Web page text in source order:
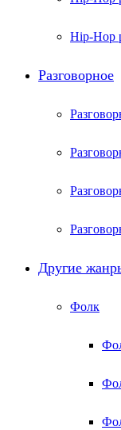
Hip-Hop
Разговорное
Другие
Фолк